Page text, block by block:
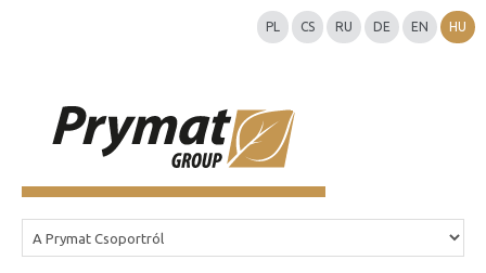
PL CS RU DE EN HU